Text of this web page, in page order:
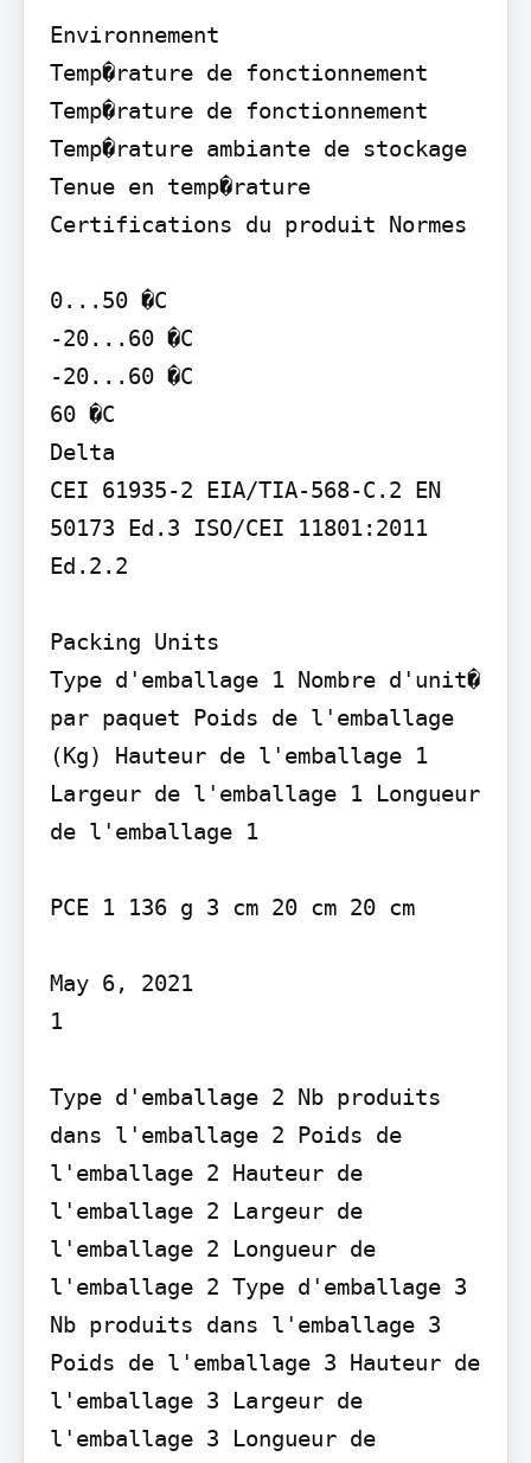
Environnement
Temp�rature de fonctionnement
Temp�rature de fonctionnement
Temp�rature ambiante de stockage
Tenue en temp�rature
Certifications du produit Normes
0...50 �C
-20...60 �C
-20...60 �C
60 �C
Delta
CEI 61935-2 EIA/TIA-568-C.2 EN
50173 Ed.3 ISO/CEI 11801:2011
Ed.2.2
Packing Units
Type d'emballage 1 Nombre d'unit�
par paquet Poids de l'emballage
(Kg) Hauteur de l'emballage 1
Largeur de l'emballage 1 Longueur
de l'emballage 1
PCE 1 136 g 3 cm 20 cm 20 cm
May 6, 2021
1
Type d'emballage 2 Nb produits
dans l'emballage 2 Poids de
l'emballage 2 Hauteur de
l'emballage 2 Largeur de
l'emballage 2 Longueur de
l'emballage 2 Type d'emballage 3
Nb produits dans l'emballage 3
Poids de l'emballage 3 Hauteur de
l'emballage 3 Largeur de
l'emballage 3 Longueur de